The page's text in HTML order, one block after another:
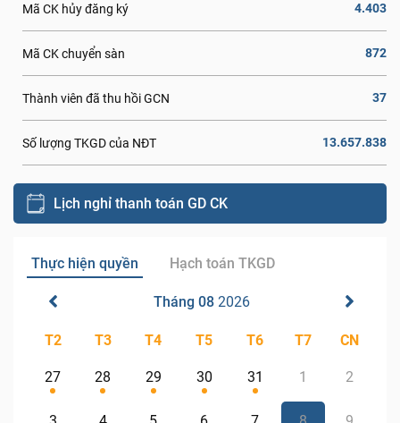
Mã CK hủy đăng ký 4.403
Mã CK chuyển sàn 872
Thành viên đã thu hồi GCN 37
Số lượng TKGD của NĐT 13.657.838
Lịch nghỉ thanh toán GD CK
Thực hiện quyền Hạch toán TKGD
Tháng 08 2026
T2 T3 T4 T5 T6 T7 CN
27 28 29 30 31 1 2